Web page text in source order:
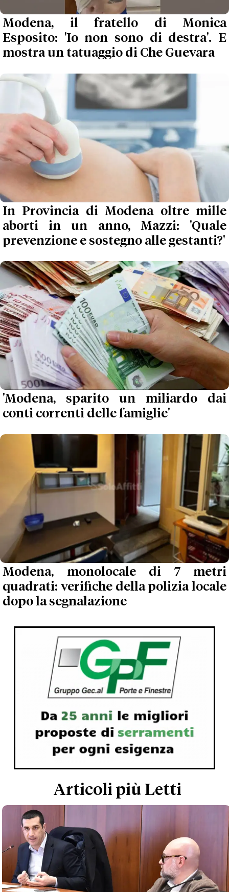
Modena, il fratello di Monica
Esposito: 'Io non sono di destra'. E
mostra un tatuaggio di Che Guevara
In Provincia di Modena oltre mille
aborti in un anno, Mazzi: 'Quale
prevenzione e sostegno alle gestanti?'
'Modena, sparito un miliardo dai
conti correnti delle famiglie'
Modena, monolocale di 7 metri
quadrati: verifiche della polizia locale
dopo la segnalazione
Articoli più Letti